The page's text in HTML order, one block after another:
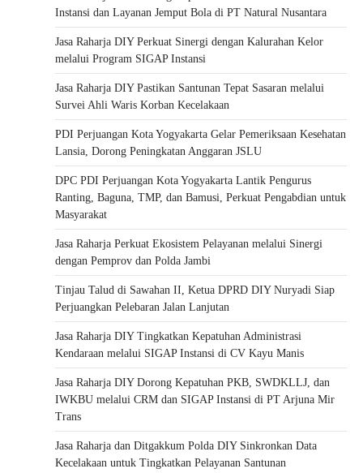
Instansi dan Layanan Jemput Bola di PT Natural Nusantara
Jasa Raharja DIY Perkuat Sinergi dengan Kalurahan Kelor
melalui Program SIGAP Instansi
Jasa Raharja DIY Pastikan Santunan Tepat Sasaran melalui
Survei Ahli Waris Korban Kecelakaan
PDI Perjuangan Kota Yogyakarta Gelar Pemeriksaan Kesehatan
Lansia, Dorong Peningkatan Anggaran JSLU
DPC PDI Perjuangan Kota Yogyakarta Lantik Pengurus
Ranting, Baguna, TMP, dan Bamusi, Perkuat Pengabdian untuk
Masyarakat
Jasa Raharja Perkuat Ekosistem Pelayanan melalui Sinergi
dengan Pemprov dan Polda Jambi
Tinjau Talud di Sawahan II, Ketua DPRD DIY Nuryadi Siap
Perjuangkan Pelebaran Jalan Lanjutan
Jasa Raharja DIY Tingkatkan Kepatuhan Administrasi
Kendaraan melalui SIGAP Instansi di CV Kayu Manis
Jasa Raharja DIY Dorong Kepatuhan PKB, SWDKLLJ, dan
IWKBU melalui CRM dan SIGAP Instansi di PT Arjuna Mir
Trans
Jasa Raharja dan Ditgakkum Polda DIY Sinkronkan Data
Kecelakaan untuk Tingkatkan Pelayanan Santunan